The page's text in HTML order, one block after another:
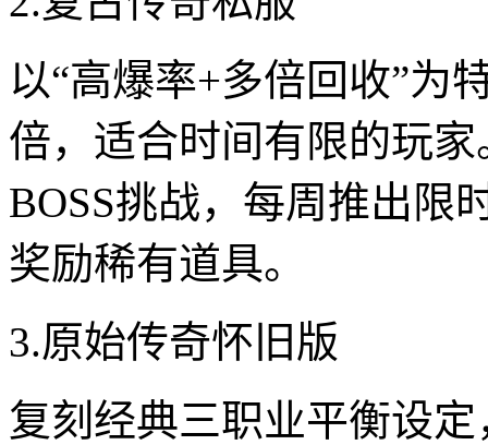
以“高爆率+多倍回收”为
倍，适合时间有限的玩
BOSS挑战，每周推出限
奖励稀有道具。
3.原始传奇怀旧版
复刻经典三职业平衡设